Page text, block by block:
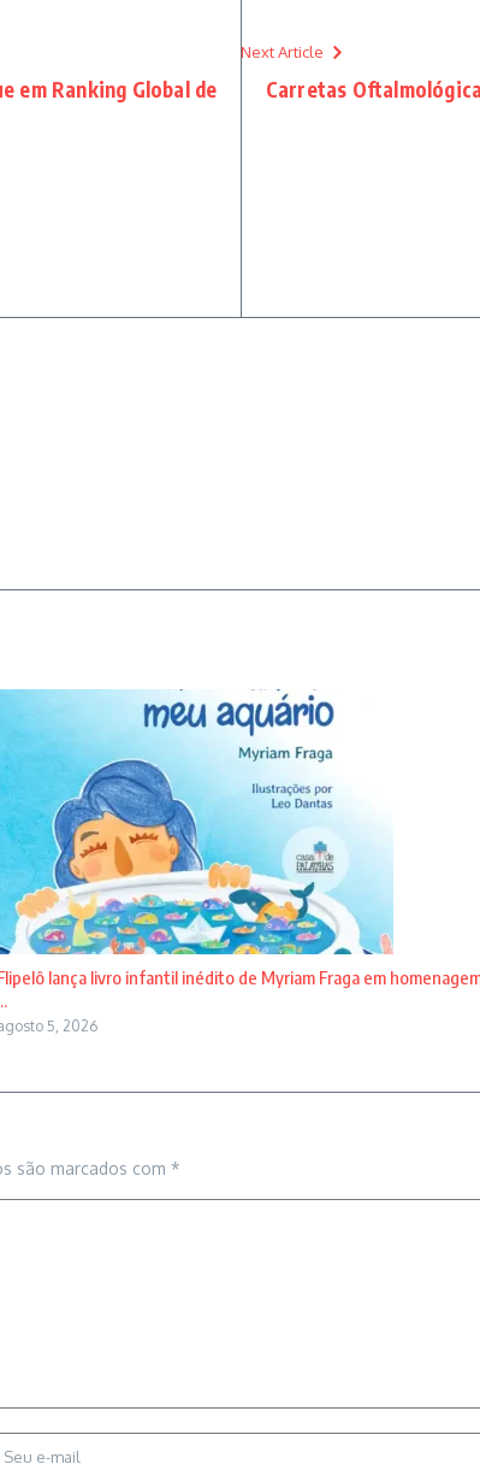
em Ranking Global de
Next Article
Carretas
lança livro infantil inédito de Myriam Fraga em
5, 2026
são marcados com *